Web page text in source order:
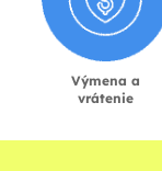
Výmena a
vrátenie